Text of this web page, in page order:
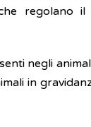
regolano il
negli
in